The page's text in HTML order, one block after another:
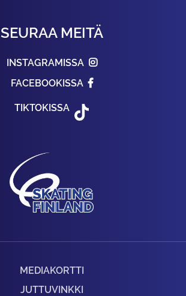
SEURAA MEITÄ
INSTAGRAMISSA
FACEBOOKISSA
TIKTOKISSA
MEDIAKORTTI
JUTTUVINKKI